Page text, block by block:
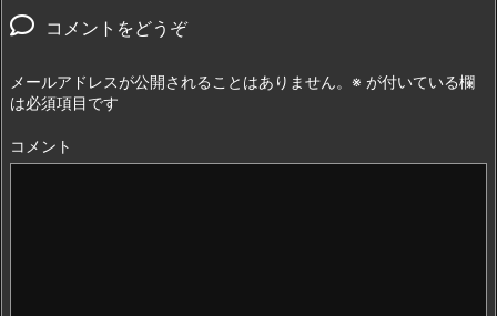
コメントをどうぞ
メールアドレスが公開されることはありません。 ※ が付いている欄
は必須項目です
コメント